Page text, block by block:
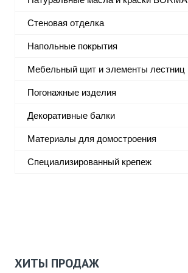
Стеновая отделка
Напольные покрытия
Мебельный щит и элементы лестниц
Погонажные изделия
Декоративные балки
Материалы для домостроения
Специализированный крепеж
ХИТЫ ПРОДАЖ